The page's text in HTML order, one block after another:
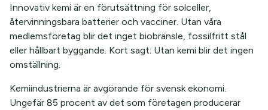
Innovativ kemi är en förutsättning för solceller,
återvinningsbara batterier och vacciner. Utan våra
medlemsföretag blir det inget biobränsle, fossilfritt stål
eller hållbart byggande. Kort sagt: Utan kemi blir det ingen
omställning.
Kemiindustrierna är avgörande för svensk ekonomi.
Ungefär 85 procent av det som företagen producerar